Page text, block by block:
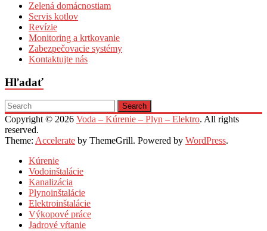
Zelená domácnostiam
Servis kotlov
Revízie
Monitoring a krtkovanie
Zabezpečovacie systémy
Kontaktujte nás
Hľadať
Copyright © 2026 Voda – Kúrenie – Plyn – Elektro. All rights
reserved.
Theme: Accelerate by ThemeGrill. Powered by WordPress.
Kúrenie
Vodoinštalácie
Kanalizácia
Plynoinštalácie
Elektroinštalácie
Výkopové práce
Jadrové vŕtanie